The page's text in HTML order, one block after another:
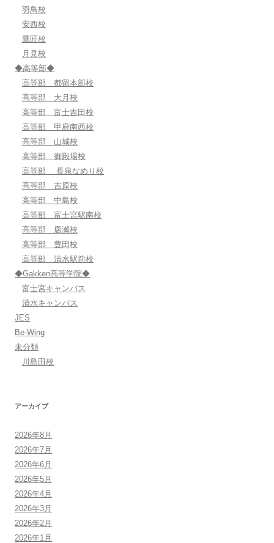
羽鳥校
安西校
鷹匠校
月見校
◆高等部◆
高等部 都留本部校
高等部 大月校
高等部 富士吉田校
高等部 甲府南西校
高等部 山城校
高等部 御殿場校
高等部 長泉なめり校
高等部 吉原校
高等部 中島校
高等部 富士宮駅南校
高等部 唐瀬校
高等部 豊田校
高等部 清水駅前校
◆Gakken高等学院◆
富士宮キャンパス
清水キャンパス
JES
Be-Wing
未分類
川島田校
アーカイブ
2026年8月
2026年7月
2026年6月
2026年5月
2026年4月
2026年3月
2026年2月
2026年1月